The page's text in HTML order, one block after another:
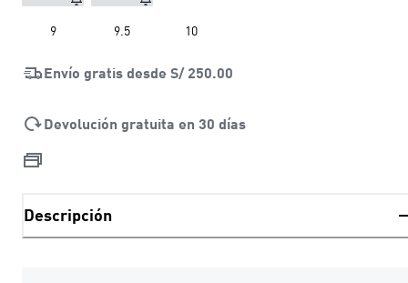
9 9.5 10
Envío gratis desde S/ 250.00
Devolución gratuita en 30 días
Descripción